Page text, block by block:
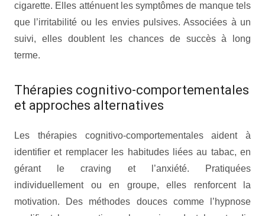
cigarette. Elles atténuent les symptômes de manque tels
que l’irritabilité ou les envies pulsives. Associées à un
suivi, elles doublent les chances de succès à long
terme.
Thérapies cognitivo-comportementales
et approches alternatives
Les thérapies cognitivo-comportementales aident à
identifier et remplacer les habitudes liées au tabac, en
gérant le craving et l’anxiété. Pratiquées
individuellement ou en groupe, elles renforcent la
motivation. Des méthodes douces comme l’hypnose